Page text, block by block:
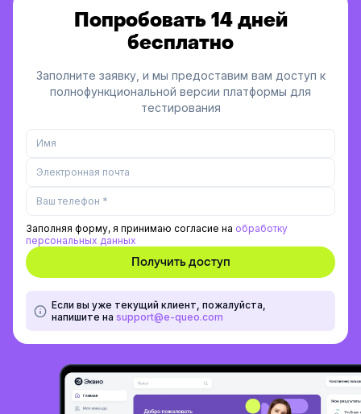
Попробовать 14 дней
бесплатно
Заполните заявку, и мы предоставим вам доступ к
полнофункциональной версии платформы для
тестирования
Заполняя форму, я принимаю согласие на обработку
персональных данных
Если вы уже текущий клиент, пожалуйста,
напишите на support@e-queo.com